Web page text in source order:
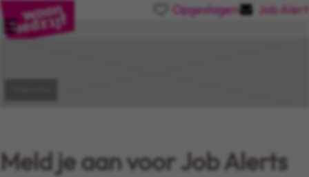
Opgeslagen Job Alert
Meld je aan voor Job Alerts